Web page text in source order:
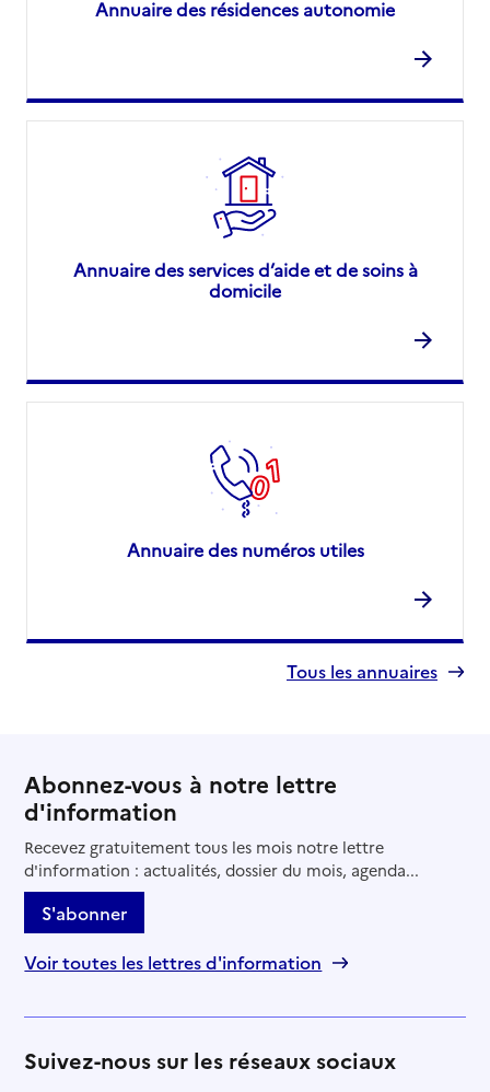
Annuaire des résidences autonomie
Annuaire des services d’aide et de soins à
domicile
Annuaire des numéros utiles
Tous les annuaires
Abonnez-vous à notre lettre
d'information
Recevez gratuitement tous les mois notre lettre
d'information : actualités, dossier du mois, agenda...
S'abonner
Voir toutes les lettres d'information
Suivez-nous sur les réseaux sociaux